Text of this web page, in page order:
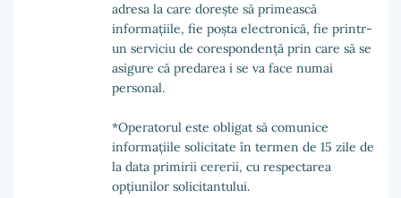
adresa la care dorește să primească
informațiile, fie poșta electronică, fie printr-
un serviciu de corespondență prin care să se
asigure că predarea i se va face numai
personal.
*Operatorul este obligat să comunice
informațiile solicitate în termen de 15 zile de
la data primirii cererii, cu respectarea
opțiunilor solicitantului.